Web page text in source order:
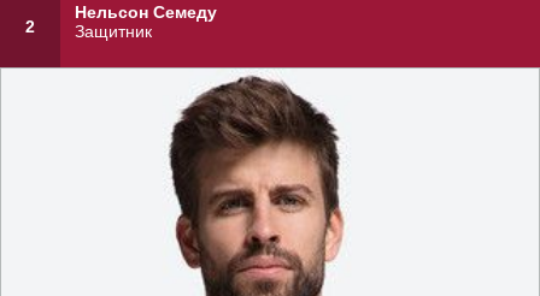
2
Нельсон Семеду
Защитник